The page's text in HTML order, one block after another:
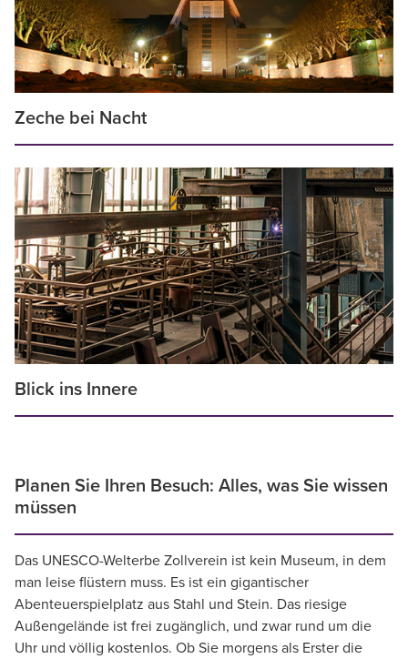
Zeche bei Nacht
Blick ins Innere
Planen Sie Ihren Besuch: Alles, was Sie wissen
müssen
Das UNESCO-Welterbe Zollverein ist kein Museum, in dem
man leise flüstern muss. Es ist ein gigantischer
Abenteuerspielplatz aus Stahl und Stein. Das riesige
Außengelände ist frei zugänglich, und zwar rund um die
Uhr und völlig kostenlos. Ob Sie morgens als Erster die